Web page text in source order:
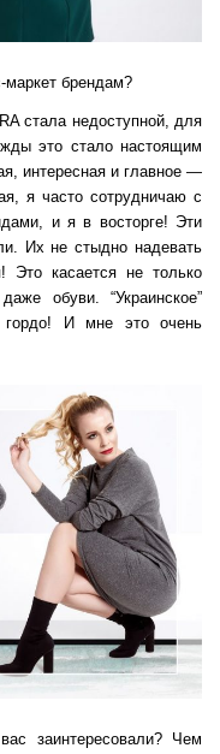
маркет брендам?
стала недоступной, для
это стало настоящим
интересная и главное —
я часто сотрудничаю с
и я в восторге! Эти
Их не стыдно надевать
Это касается не только
обуви. “Украинское”
гордо! И мне это очень
заинтересовали? Чем